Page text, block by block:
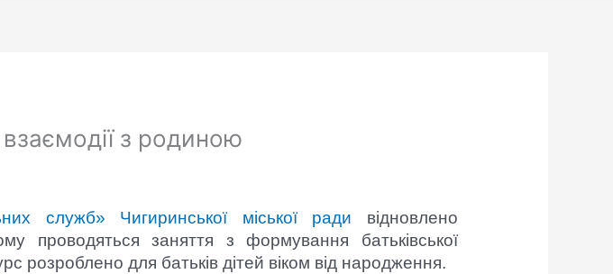
з родиною
служб» Чигиринської міської ради відновлено
проводяться заняття з формування батьківської
розроблено для батьків дітей віком від народження.